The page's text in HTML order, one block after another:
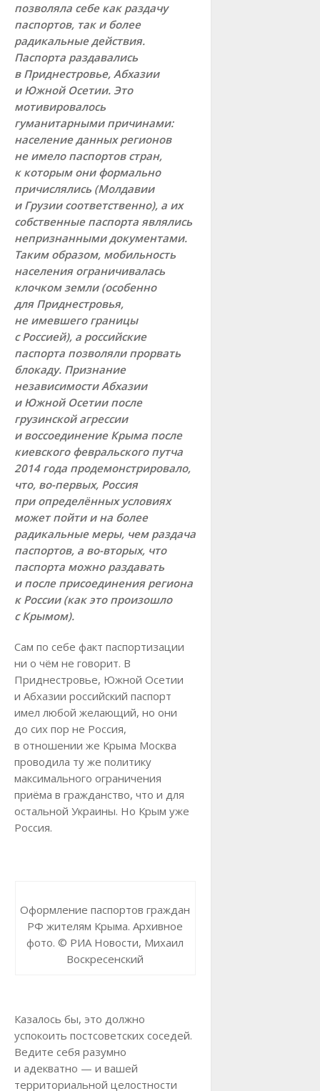
позволяла себе как раздачу
паспортов, так и более
радикальные действия.
Паспорта раздавались
в Приднестровье, Абхазии
и Южной Осетии. Это
мотивировалось
гуманитарными причинами:
население данных регионов
не имело паспортов стран,
к которым они формально
причислялись (Молдавии
и Грузии соответственно), а их
собственные паспорта являлись
непризнанными документами.
Таким образом, мобильность
населения ограничивалась
клочком земли (особенно
для Приднестровья,
не имевшего границы
с Россией), а российские
паспорта позволяли прорвать
блокаду. Признание
независимости Абхазии
и Южной Осетии после
грузинской агрессии
и воссоединение Крыма после
киевского февральского путча
2014 года продемонстрировало,
что, во-первых, Россия
при определённых условиях
может пойти и на более
радикальные меры, чем раздача
паспортов, а во-вторых, что
паспорта можно раздавать
и после присоединения региона
к России (как это произошло
с Крымом).
Сам по себе факт паспортизации
ни о чём не говорит. В
Приднестровье, Южной Осетии
и Абхазии российский паспорт
имел любой желающий, но они
до сих пор не Россия,
в отношении же Крыма Москва
проводила ту же политику
максимального ограничения
приёма в гражданство, что и для
остальной Украины. Но Крым уже
Россия.
Оформление паспортов граждан
РФ жителям Крыма. Архивное
фото. © РИА Новости, Михаил
Воскресенский
Казалось бы, это должно
успокоить постсоветских соседей.
Ведите себя разумно
и адекватно — и вашей
территориальной целостности